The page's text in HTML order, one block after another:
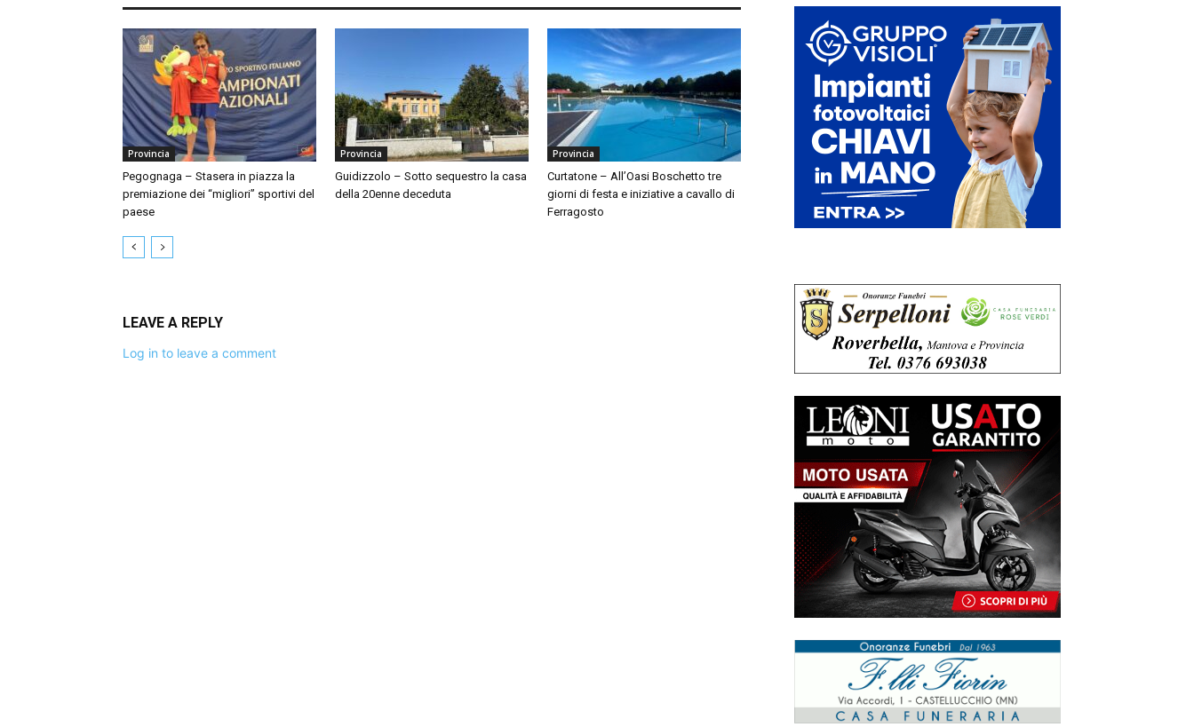
Provincia
Pegognaga – Stasera in piazza la
premiazione dei “migliori” sportivi del
paese
Provincia
Guidizzolo – Sotto sequestro la casa
della 20enne deceduta
Provincia
Curtatone – All’Oasi Boschetto tre
giorni di festa e iniziative a cavallo di
Ferragosto
LEAVE A REPLY
Log in to leave a comment